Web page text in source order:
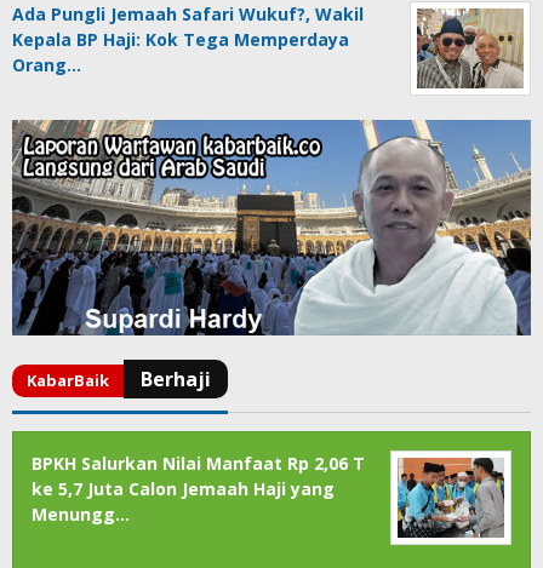
Ada Pungli Jemaah Safari Wukuf?, Wakil
Kepala BP Haji: Kok Tega Memperdaya
Orang…
BPKH Salurkan Nilai Manfaat Rp 2,06 T
ke 5,7 Juta Calon Jemaah Haji yang
Menungg…